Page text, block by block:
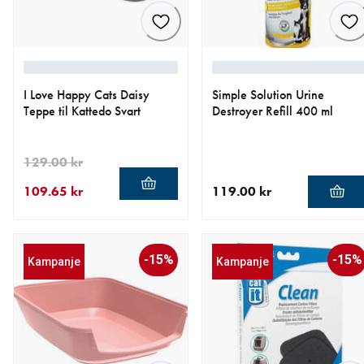
I Love Happy Cats Daisy
Teppe til Kattedo Svart
109.65 kr
129.00 kr
Simple Solution Urine
Destroyer Refill 400 ml
119.00 kr
Kampanje -15% Kampanje -15%